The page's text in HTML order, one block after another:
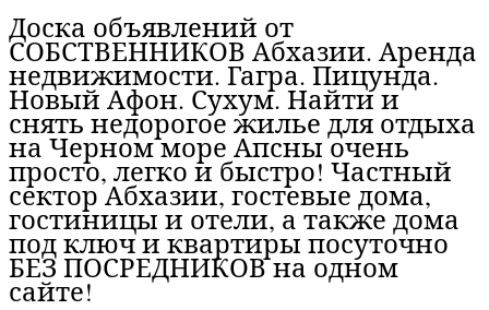
Доска объявлений от
СОБСТВЕННИКОВ Абхазии. Аренда
недвижимости. Гагра. Пицунда.
Новый Афон. Сухум. Найти и
снять недорогое жилье для отдыха
на Черном море Апсны очень
просто, легко и быстро! Частный
сектор Абхазии, гостевые дома,
гостиницы и отели, а также дома
под ключ и квартиры посуточно
БЕЗ ПОСРЕДНИКОВ на одном
сайте!